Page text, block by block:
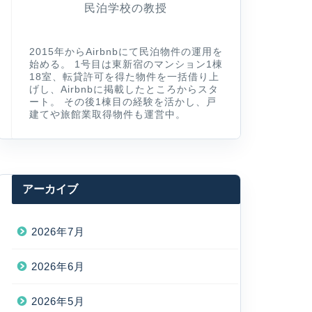
民泊学校の教授
2015年からAirbnbにて民泊物件の運用を
始める。 1号目は東新宿のマンション1棟
18室、転貸許可を得た物件を一括借り上
げし、Airbnbに掲載したところからスタ
ート。 その後1棟目の経験を活かし、戸
建てや旅館業取得物件も運営中。
アーカイブ
2026年7月
2026年6月
2026年5月